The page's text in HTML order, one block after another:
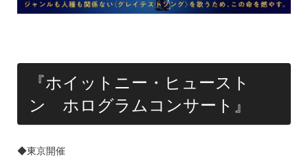
『ホイットニー・ヒュースト
ン ホログラムコンサート』
◆東京開催